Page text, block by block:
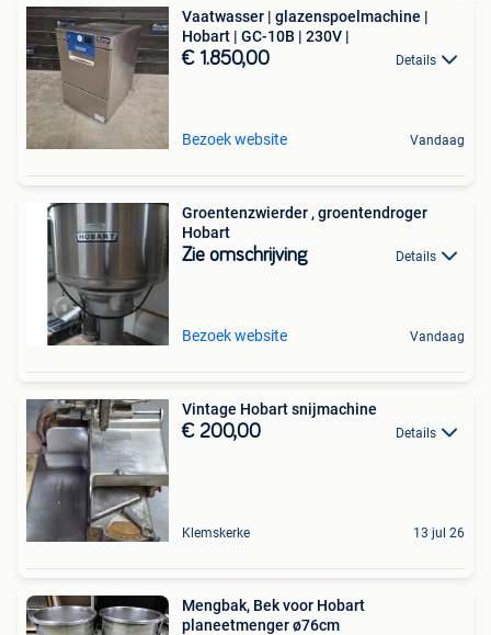
Vaatwasser | glazenspoelmachine |
Hobart | GC-10B | 230V |
€ 1.850,00 Details
Bezoek website Vandaag
Groentenzwierder , groentendroger
Hobart
Zie omschrijving Details
Bezoek website Vandaag
Vintage Hobart snijmachine
€ 200,00 Details
Klemskerke 13 jul 26
Mengbak, Bek voor Hobart
planeetmenger ø76cm